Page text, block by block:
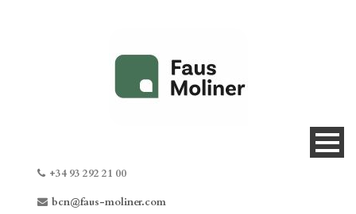
+34 93 292 21 00
bcn@faus-moliner.com